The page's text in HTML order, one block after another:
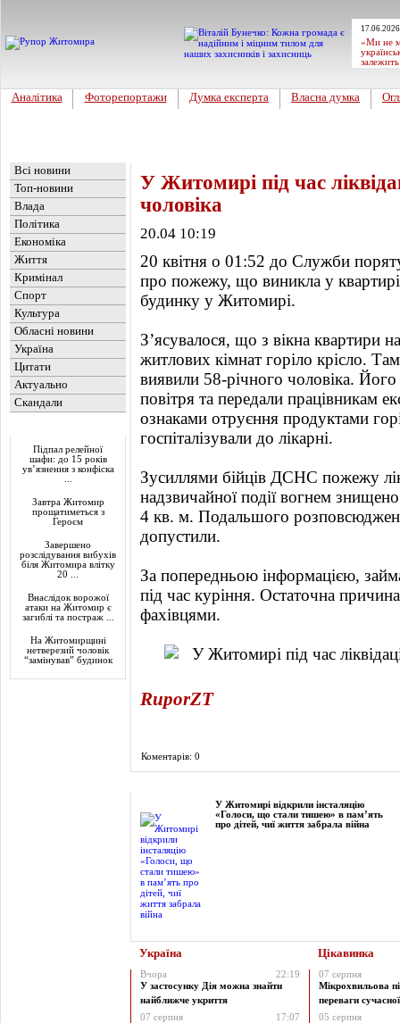
«Ми не
Аналітика Фоторепортажи Думка експерта Власна думка
Всі новини
Топ-новини
Влада
Політика
Економіка
Життя
Кримінал
Спорт
Культура
Обласні новини
Україна
Цитати
Актуально
Скандали
Підпал релейної
шафи: до 15 років
ув’язнення з конфіска
Завтра Житомир
прощатиметься з
Героєм
Завершено
розслідування вибухів
біля Житомира влітку
20 ...
Внаслідок ворожої
атаки на Житомир є
загиблі та постраж ...
На Житомирщині
нетверезий чоловік
“замінував” будинок
У Житомирі під час
чоловіка
20.04 10:19
20 квітня о 01:52 до Служби
про пожежу, що виникла у
будинку у Житомирі.
З’ясувалося, що з вікна квартири
житлових кімнат горіло крісло.
виявили 58-річного чоловіка.
повітря та передали працівникам
ознаками отруєння продуктами
госпіталізували до лікарні.
Зусиллями бійців ДСНС пожежу
надзвичайної події вогнем
4 кв. м. Подальшого
допустили.
За попередньою інформацією,
під час куріння. Остаточна
фахівцями.
RuporZT
Коментарів: 0
У Житомирі відкрили інсталяцію
«Голоси, що стали тишею» в пам’ять
про дітей, чиї життя забрала війна
Україна Цікавинка
Вчора
22:19
У застосунку Дія можна знайти
найближче укриття
07 серпня
17:07
07 серпня
Мікрохвильова
переваги
05 серпня